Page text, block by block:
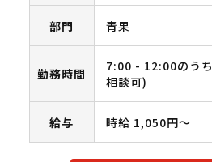
部門 青果
勤務時間
7:00 - 12:00のう
相談可)
給与 時給 1,050円〜